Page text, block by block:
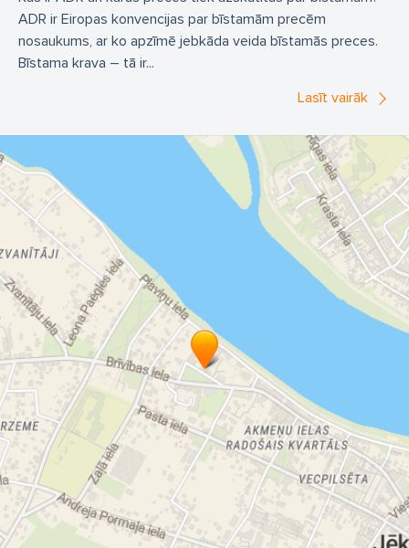
ADR ir Eiropas konvencijas par bīstamām precēm
nosaukums, ar ko apzīmē jebkāda veida bīstamās preces.
Bīstama krava – tā ir...
Lasīt vairāk